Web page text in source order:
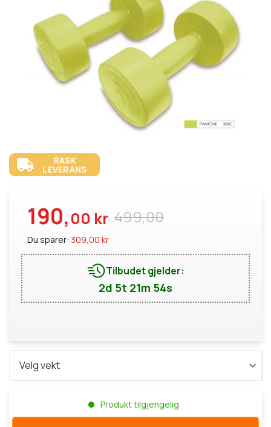
RASK
LEVERANS
499,00
190,00 kr
Du sparer: 309,00 kr
Tilbudet gjelder:
2d 5t 21m 54s
Produkt tilgjengelig